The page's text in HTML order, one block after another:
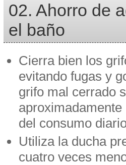
02. Ahorro de
el baño
Cierra bien los
evitando fugas y
grifo mal cerrado
aproximadamente
del consumo
Utiliza la ducha
cuatro veces